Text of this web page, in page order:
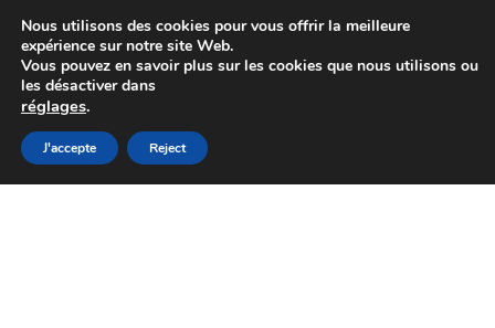
Colissimo livraison à partir de 7 EUR
Du lundi au vendredi de 9 h à 16 h
Aller
à
Aller
au
Nous utilisons des cookies pour vous offrir la meilleure
expérience sur notre site Web.
Vous pouvez en savoir plus sur les cookies que nous utilisons ou
les désactiver dans
réglages.
J'accepte Reject